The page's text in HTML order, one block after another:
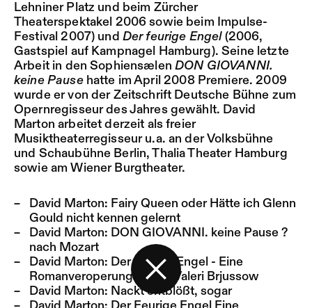
Lehniner Platz und beim Zürcher
Theaterspektakel 2006 sowie beim Impulse-
Festival 2007) und Der feurige Engel(2006,
Gastspiel auf Kampnagel Hamburg). Seine letzte
Arbeit in den SophiensælenDON GIOVANNI.
keine Pausehatte im April 2008 Premiere. 2009
wurde er von der Zeitschrift Deutsche Bühne zum
Opernregisseur des Jahres gewählt. David
Marton arbeitet derzeit als freier
Musiktheaterregisseur u.a. an der Volksbühne
und Schaubühne Berlin, Thalia Theater Hamburg
sowie am Wiener Burgtheater.
David Marton: Fairy Queen oder Hätte ich Glenn
Gould nicht kennen gelernt
David Marton: DON GIOVANNI. keine Pause ?
nach Mozart
David Marton: Der feurige Engel - Eine
Romanveroperung - nach Valeri Brjussow
David Marton: Nackt entblößt, sogar
Zurück zur Startseite